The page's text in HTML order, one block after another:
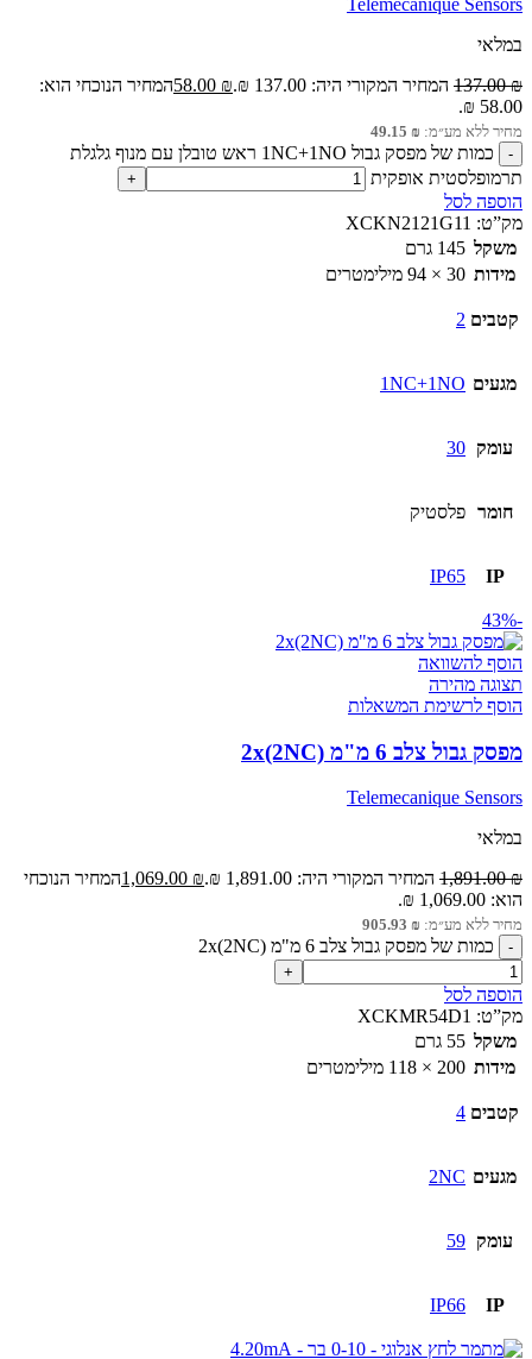
במלאי
137.00₪ המחיר המקורי היה: 137.00 ₪. 58.00 ₪
המחיר הנוכחי הוא:
58.00 ₪.
מחיר ללא מע״מ: 49.15 ₪
כמות של מפסק גבול 1NC+1NO ראש טובלן עם מנוף גלגלת
תרמופלסטית אופקית
הוספה לסל
מק”ט: XCKN2121G11
משקל 145 גרם
מידות 30 × 94 מילימטרים
קטבים 2
מגעים 1NC+1NO
עומק 30
חומר פלסטיק
IP
IP65
-43%
הוסף להשוואה
תצוגה מהירה
הוסף לרשימת המשאלות
מפסק גבול צלב 6 מ"מ 2x(2NC)
Telemecanique Sensors
במלאי
1,891.00₪ המחיר המקורי היה: 1,891.00 ₪. 1,069.00 ₪
המחיר הנוכחי
הוא: 1,069.00 ₪.
מחיר ללא מע״מ: 905.93 ₪
כמות של מפסק גבול צלב 6 מ"מ 2x(2NC)
הוספה לסל
מק”ט: XCKMR54D1
משקל 55 גרם
מידות 200 × 118 מילימטרים
קטבים 4
מגעים 2NC
עומק 59
IP
IP66